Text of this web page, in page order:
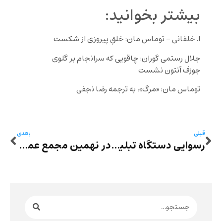
بیشتر بخوانید:
ا. خلفانی – توماس مان: خلقِ پیروزی از شکست
جلال رستمی گوران: چاقویی که سرانجام بر گلوی
جوزف آنتون نشست
توماس مان: «مرگ»، به ترجمه رضا نجفی
قبلی
رسوایی دستگاه تبلیغاتی سپاه: دیوارنگاره میدان ولی‌عصر پایین کشیده شد
بعدی
در نهمین مجمع عمومی کانون نویسندگان ایران هیأت دبیران تغییر کرد، از دو عضو سلب عضویت شد